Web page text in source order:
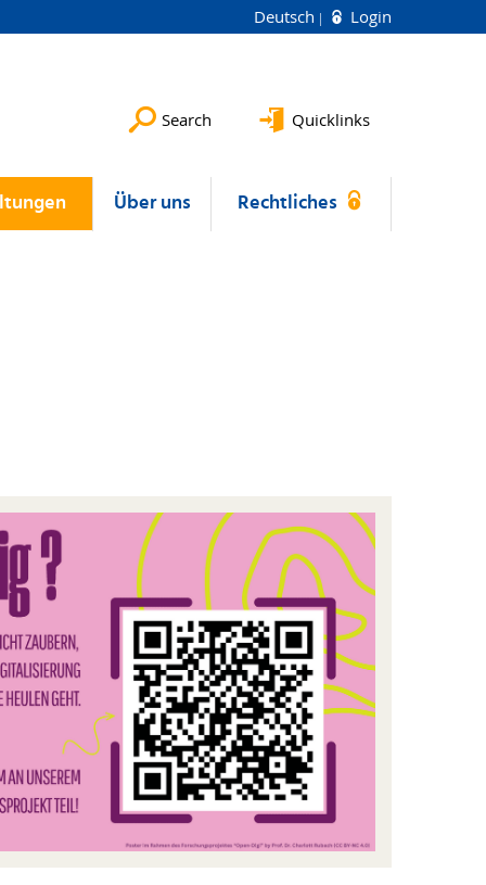
Deutsch Login
Search Quicklinks
Über uns Rechtliches